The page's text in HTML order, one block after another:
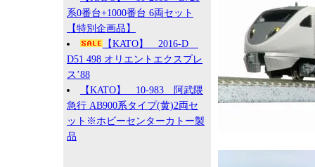
系0番台+1000番台 6両セット
【特別企画品】
【KATO】 2016-D
D51 498 オリエントエクスプレ
ス’88
【KATO】 10-983 阿武隈
急行 AB900系タイプ(黄)2両セ
ット※ホビーセンターカトー製
品